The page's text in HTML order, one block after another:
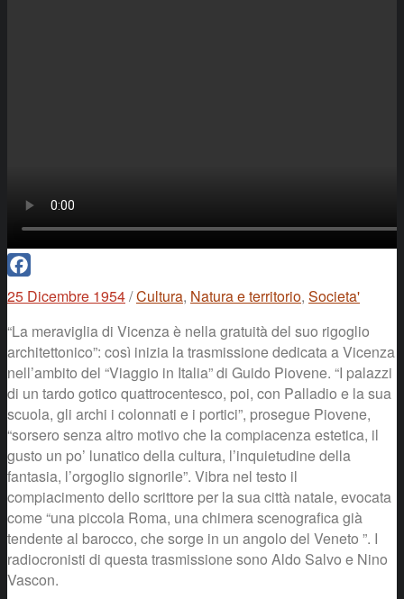
Facebook
25 Dicembre 1954/Cultura, Natura e territorio, Societa'
“La meraviglia di Vicenza è nella gratuità del suo rigoglio
architettonico”: così inizia la trasmissione dedicata a Vicenza
nell’ambito del “Viaggio in Italia” di Guido Piovene. “I palazzi
di un tardo gotico quattrocentesco, poi, con Palladio e la sua
scuola, gli archi i colonnati e i portici”, prosegue Piovene,
“sorsero senza altro motivo che la compiacenza estetica, il
gusto un po’ lunatico della cultura, l’inquietudine della
fantasia, l’orgoglio signorile”. Vibra nel testo il
compiacimento dello scrittore per la sua città natale, evocata
come “una piccola Roma, una chimera scenografica già
tendente al barocco, che sorge in un angolo del Veneto ”. I
radiocronisti di questa trasmissione sono Aldo Salvo e Nino
Vascon.